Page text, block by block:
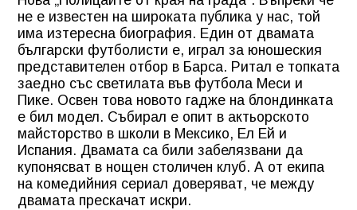
не е известен на широката публика у нас, той
има изтересна биография. Един от двамата
български футболисти е, играл за юношеския
представителен отбор в Барса. Ритал е топката
заедно със светилата във футбола Меси и
Пике. Освен това новото гадже на блондинката
е бил модел. Събирал е опит в актьорското
майсторство в школи в Мексико, Ел Ей и
Испания. Двамата са били забелязвани да
купонясват в нощен столичен клуб. А от екипа
на комедийния сериал доверяват, че между
двамата прескачат искри.